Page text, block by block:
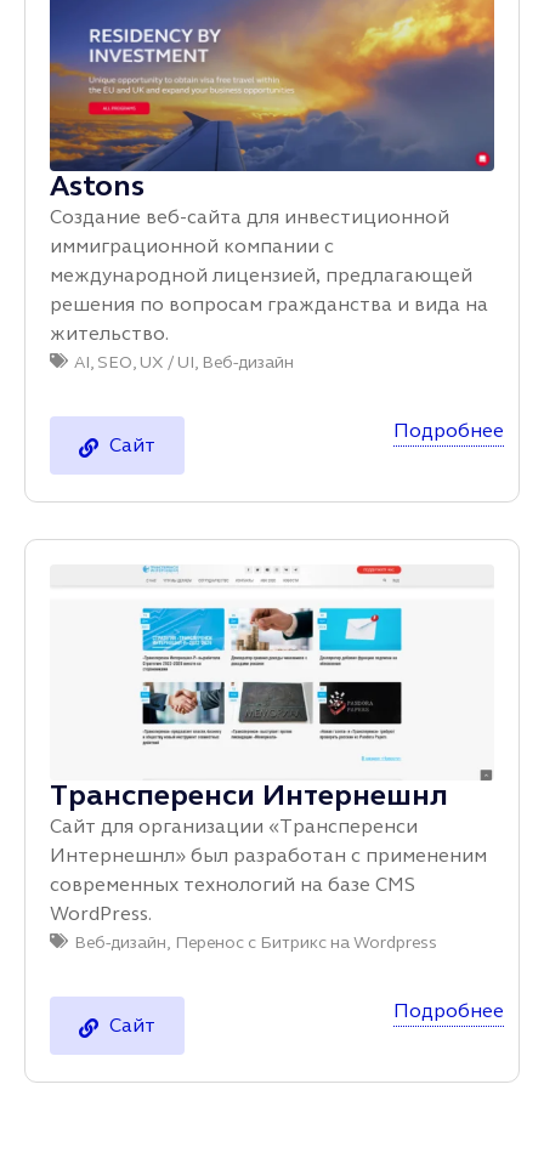
Astons
Создание веб-сайта для инвестиционной
иммиграционной компании с
международной лицензией, предлагающей
решения по вопросам гражданства и вида на
жительство.
AI, SEO, UX / UI, Веб-дизайн
Сайт
Подробнее
Трансперенси Интернешнл
Сайт для организации «Трансперенси
Интернешнл» был разработан с примененим
современных технологий на базе CMS
WordPress.
Веб-дизайн, Перенос с Битрикс на Wordpress
Сайт
Подробнее